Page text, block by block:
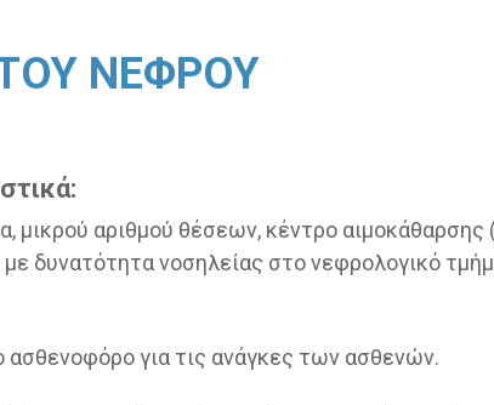
ΝΕΦΡΟΥ
μικρού αριθμού θέσεων, κέντρο
δυνατότητα νοσηλείας στο νεφρολογικό
ασθενοφόρο για τις ανάγκες των ασθενών.